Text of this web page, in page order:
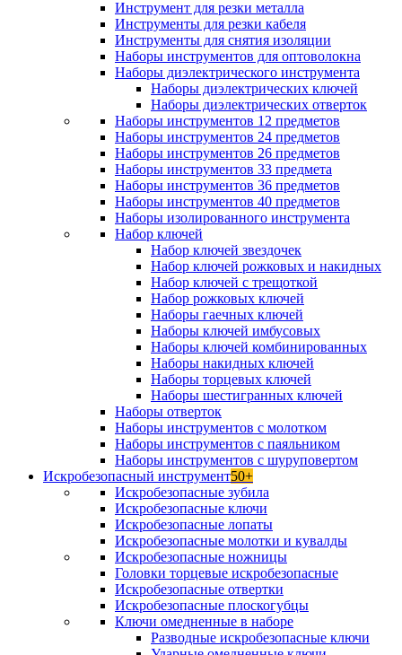
Инструмент для резки металла
Инструменты для резки кабеля
Инструменты для снятия изоляции
Наборы инструментов для оптоволокна
Наборы диэлектрического инструмента
Наборы диэлектрических ключей
Наборы диэлектрических отверток
Наборы инструментов 12 предметов
Наборы инструментов 24 предметов
Наборы инструментов 26 предметов
Наборы инструментов 33 предмета
Наборы инструментов 36 предметов
Наборы инструментов 40 предметов
Наборы изолированного инструмента
Набор ключей
Набор ключей звездочек
Набор ключей рожковых и накидных
Набор ключей с трещоткой
Набор рожковых ключей
Наборы гаечных ключей
Наборы ключей имбусовых
Наборы ключей комбинированных
Наборы накидных ключей
Наборы торцевых ключей
Наборы шестигранных ключей
Наборы отверток
Наборы инструментов с молотком
Наборы инструментов с паяльником
Наборы инструментов с шуруповертом
Искробезопасный инструмент50+
Искробезопасные зубила
Искробезопасные ключи
Искробезопасные лопаты
Искробезопасные молотки и кувалды
Искробезопасные ножницы
Головки торцевые искробезопасные
Искробезопасные отвертки
Искробезопасные плоскогубцы
Ключи омедненные в наборе
Разводные искробезопасные ключи